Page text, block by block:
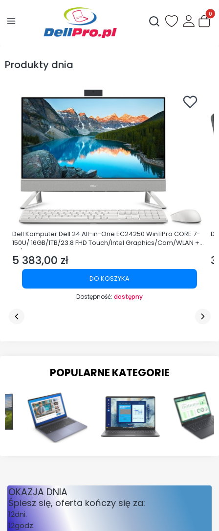
Otwórz
Produkty dnia
Dell Komputer Dell 24 All-in-One EC24250 Win11Pro CORE 7-
150U/ 16GB/1TB/23.8 FHD Touch/Intel Graphics/Cam/WLAN +
BT/3Y ProSupport
Cena
5 383,00 zł
DO KOSZYKA
Dostępność: dostępny
POPULARNE KATEGORIE
OKAZJA DNIA
Śpiesz się, oferta kończy się za:
12dni.
12godz.